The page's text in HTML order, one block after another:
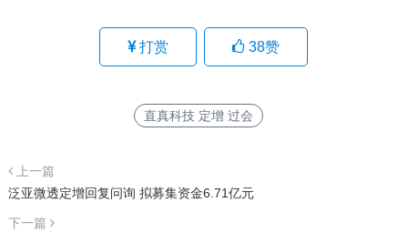
打赏 38赞
直真科技 定增 过会
上一篇
泛亚微透定增回复问询 拟募集资金6.71亿元
下一篇